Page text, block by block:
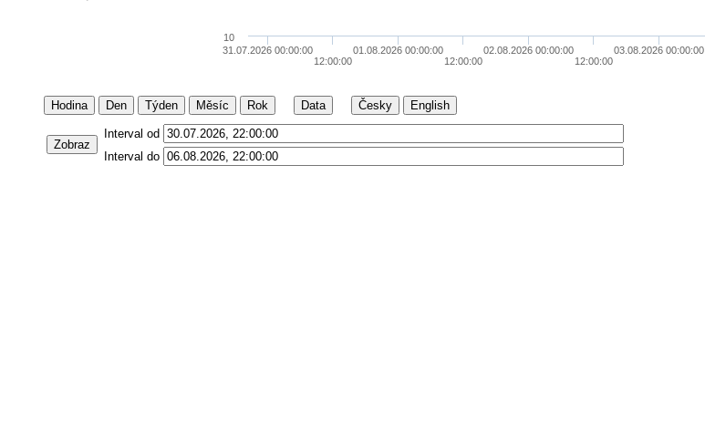
31.07.2026 00:00:00
12:00:00
01.08.2026 00:00:00
12:00:00
02.08.2026 00:00:00
12:00:00
03.08.2026 00:00:00
10
Hodina Den Týden Měsíc Rok Data Česky English
Zobraz
Interval od
Interval do